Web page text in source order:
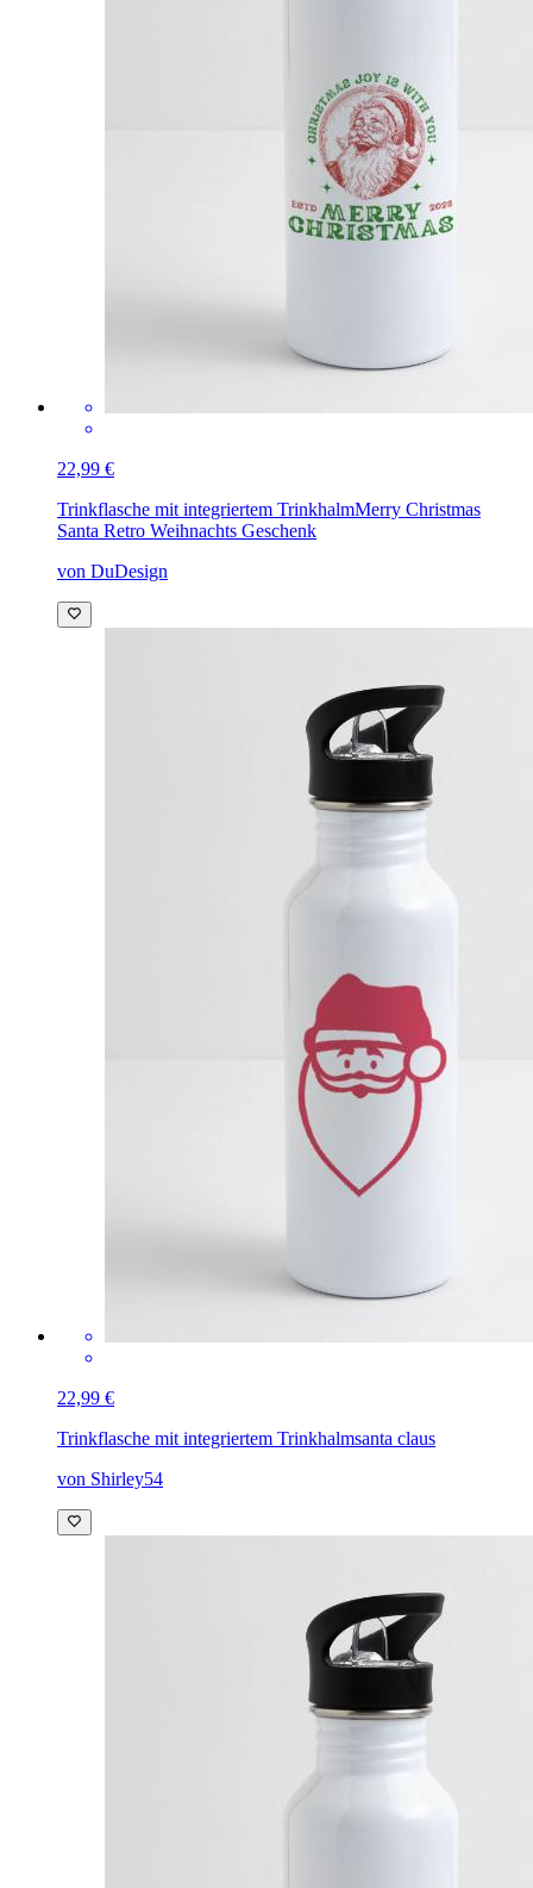
22,99 €
Trinkflasche mit integriertem TrinkhalmMerry Christmas
Santa Retro Weihnachts Geschenk
von DuDesign
22,99 €
Trinkflasche mit integriertem Trinkhalmsanta claus
von Shirley54